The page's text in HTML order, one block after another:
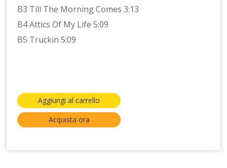
B3 Till The Morning Comes 3:13
B4 Attics Of My Life 5:09
B5 Truckin 5:09
Aggiungi al carrello
Acquista ora